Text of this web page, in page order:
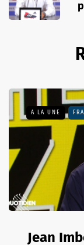
A LA UNE
Jean